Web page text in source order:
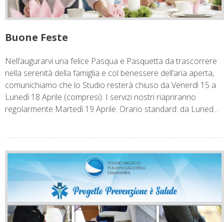
Buone Feste
Nell’augurarvi una felice Pasqua e Pasquetta da trascorrere
nella serenità della famiglia e col benessere dell’aria aperta,
comunichiamo che lo Studio resterà chiuso da Venerdì 15 a
Lunedì 18 Aprile (compresi). I servizi nostri riapriranno
regolarmente Martedì 19 Aprile. Orario standard: da Luned...